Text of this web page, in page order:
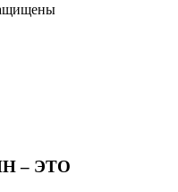
– ЭТО